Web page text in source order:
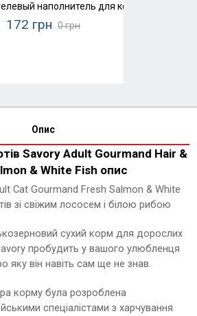
наполнитель для кошачьего
172 грн 0 грн
Опис
Savory Adult Gourmand Hair &
& White Fish опис
Cat Gourmand Fresh Salmon & White
зі свіжим лососем і білою рибою
сухий корм для дорослих
пробудить у вашого улюбленця
яку він навіть сам ще не знав.
корму була розроблена
спеціалістами з харчування